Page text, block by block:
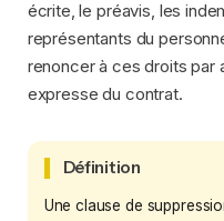
écrite, le préavis, les
représentants du
renoncer à ces droits par
expresse du contrat.
Définition
Une clause de